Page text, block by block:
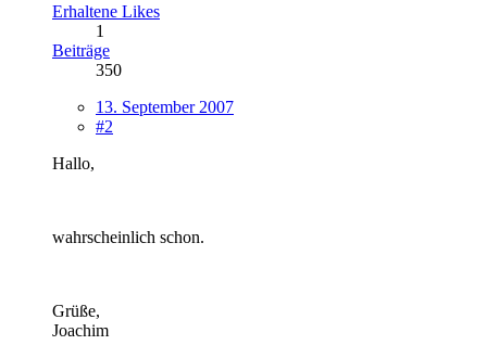
Erhaltene Likes
1
Beiträge
350
13. September 2007
#2
Hallo,
wahrscheinlich schon.
Grüße,
Joachim